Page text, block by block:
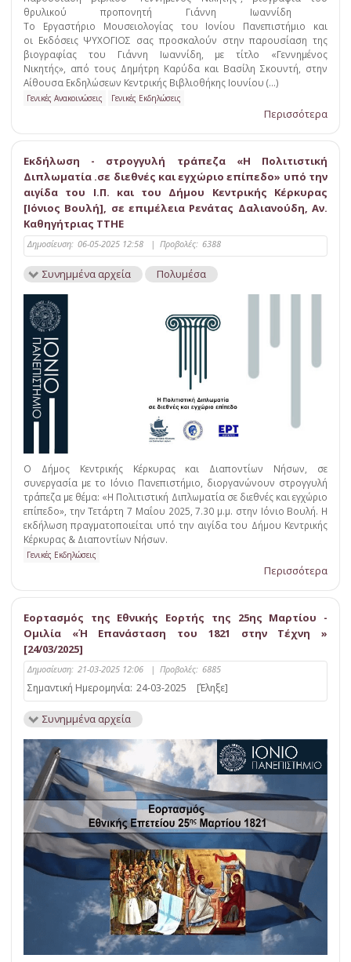
θρυλικού προπονητή Γιάννη Ιωαννίδη
Το Εργαστήριο Μουσειολογίας του Ιονίου Πανεπιστήμιο και
οι Εκδόσεις ΨΥΧΟΓΙΟΣ σας προσκαλούν στην παρουσίαση της
βιογραφίας του Γιάννη Ιωαννίδη, με τίτλο «Γεννημένος
Νικητής», από τους Δημήτρη Καρύδα και Βασίλη Σκουντή, στην
Αίθουσα Εκδηλώσεων Κεντρικής Βιβλιοθήκης Ιουνίου (...)
Γενικές Ανακοινώσεις Γενικές Εκδηλώσεις
Περισσότερα
Εκδήλωση - στρογγυλή τράπεζα «Η Πολιτιστική
Διπλωματία .σε διεθνές και εγχώριο επίπεδο» υπό την
αιγίδα του Ι.Π. και του Δήμου Κεντρικής Κέρκυρας
[Ιόνιος Βουλή], σε επιμέλεια Ρενάτας Δαλιανούδη, Αν.
Καθηγήτριας ΤΤΗΕ
Δημοσίευση: 06-05-2025 12:58 | Προβολές: 6388
Συνημμένα αρχεία Πολυμέσα
Ο Δήµος Κεντρικής Κέρκυρας και Διαποντίων Νήσων, σε
συνεργασία µε το Ιόνιο Πανεπιστήµιο, διοργανώνουν στρογγυλή
τράπεζα µε θέµα: «Η Πολιτιστική Διπλωµατία σε διεθνές και εγχώριο
επίπεδο», την Τετάρτη 7 Μαΐου 2025, 7.30 µ.µ. στην Ιόνιο Βουλή. Η
εκδήλωση πραγµατοποιείται υπό την αιγίδα του Δήµου Κεντρικής
Κέρκυρας & Διαποντίων Νήσων.
Γενικές Εκδηλώσεις
Περισσότερα
Εορτασμός της Εθνικής Εορτής της 25ης Μαρτίου -
Ομιλία «Ή Επανάσταση του 1821 στην Τέχνη »
[24/03/2025]
Δημοσίευση: 21-03-2025 12:06 | Προβολές: 6885
Σημαντική Ημερομηνία: 24-03-2025 [Έληξε]
Συνημμένα αρχεία